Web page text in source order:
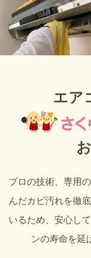
エア
プロの技術、専用
んだカビ汚れを徹
いるため、安心し
ンの寿命を延